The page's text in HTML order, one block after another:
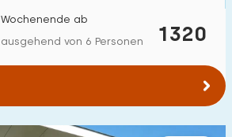
1320
Wochenende ab
ausgehend von 6 Personen